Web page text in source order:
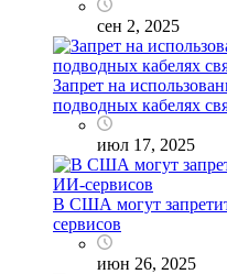
сен 2, 2025
Запрет на
подводных кабелях
июл 17, 2025
В США могут
сервисов
июн 26, 2025